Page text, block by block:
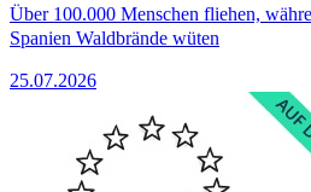
Über 100.000 Menschen fliehen,
Spanien Waldbrände wüten
25.07.2026